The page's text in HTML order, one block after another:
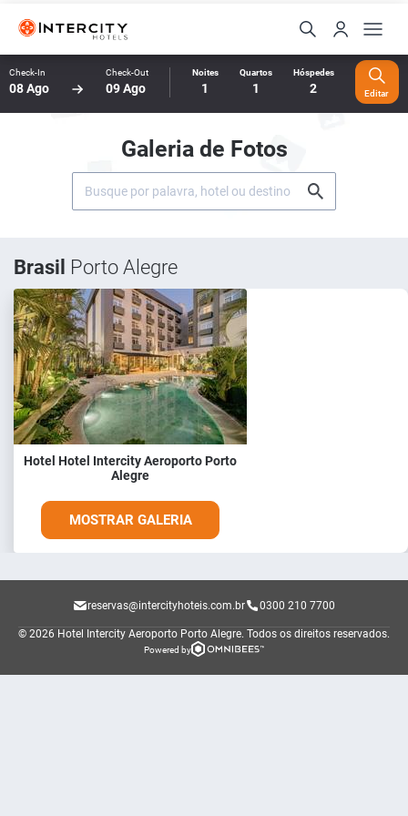
Check-In
08 Ago
Check-Out
09 Ago
Noites
1
Quartos
1
Hóspedes
2 Editar
Galeria de Fotos
Brasil Porto Alegre
Hotel Hotel Intercity Aeroporto Porto
Alegre
MOSTRAR GALERIA
reservas@intercityhoteis.com.br 0300 210 7700
© 2026 Hotel Intercity Aeroporto Porto Alegre. Todos os direitos reservados.
Powered by